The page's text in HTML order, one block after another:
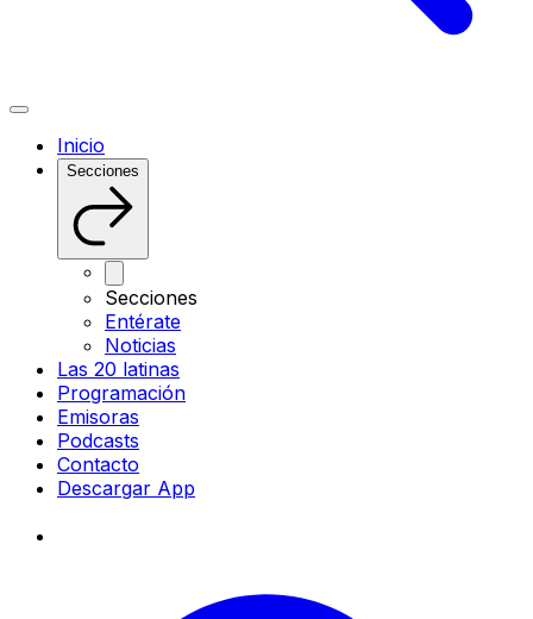
Inicio
Secciones
Secciones
Entérate
Noticias
Las 20 latinas
Programación
Emisoras
Podcasts
Contacto
Descargar App